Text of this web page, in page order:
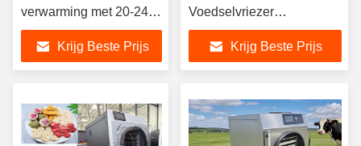
verwarming met 20-24
uur
Krijg Beste Prijs
Voedselvriezer
Droogmachine 6 bakken
Krijg Beste Prijs